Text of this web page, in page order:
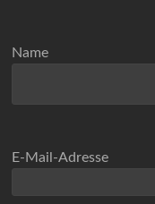
Name
E-Mail-Adresse